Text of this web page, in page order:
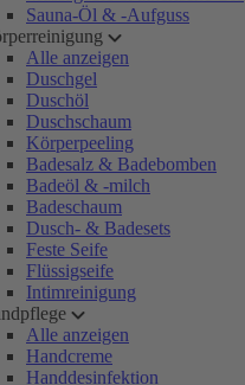
Sauna-Öl & -Aufguss
Alle anzeigen
Duschgel
Duschöl
Duschschaum
Körperpeeling
Badesalz & Badebomben
Badeöl & -milch
Badeschaum
Dusch- & Badesets
Feste Seife
Flüssigseife
Intimreinigung
Alle anzeigen
Handcreme
Handdesinfektion